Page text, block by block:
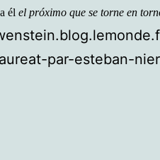
él el próximo que se torne en
par-esteban-